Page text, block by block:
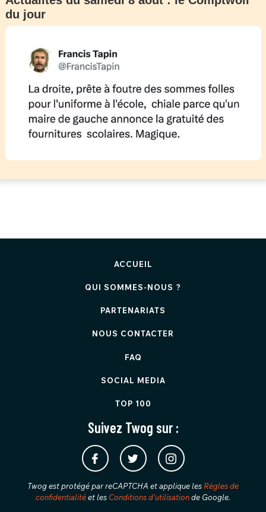
du jour
ACCUEIL
QUI SOMMES-NOUS ?
PARTENARIATS
NOUS CONTACTER
FAQ
SOCIAL MEDIA
TOP 100
Suivez Twog sur :
Twog est protégé par reCAPTCHA et applique les Règles de
confidentialitéet les Conditions d'utilisationde Google.